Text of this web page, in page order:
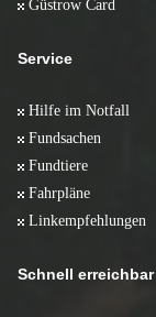
Güstrow Card
Service
Hilfe im Notfall
Fundsachen
Fundtiere
Fahrpläne
Linkempfehlungen
Schnell erreichbar